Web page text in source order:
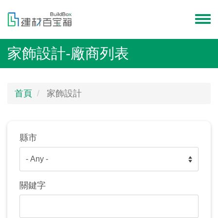
內
容
menu
家飾設計-廠商列表
首頁 家飾設計
縣市
關鍵字